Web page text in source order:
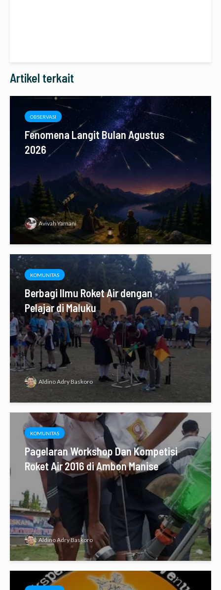
Artikel terkait
OBSERVASI
Fenomena Langit Bulan Agustus
2026
Avivah Yamani
KOMUNITAS
Berbagi Ilmu Roket Air dengan
Pelajar di Maluku
Aldino Adry Baskoro
KOMUNITAS
Pagelaran Workshop Dan Kompetisi
Roket Air 2016 di Ambon Manise
Aldino Adry Baskoro